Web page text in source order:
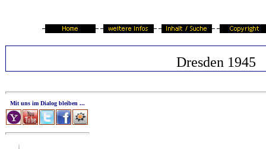
Dresden 1945
Mit uns im Dialog bleiben ...